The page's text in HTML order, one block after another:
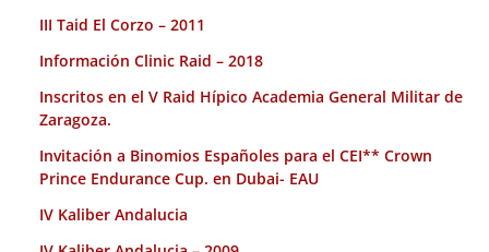
III Taid El Corzo – 2011
Información Clinic Raid – 2018
Inscritos en el V Raid Hípico Academia General Militar de
Zaragoza.
Invitación a Binomios Españoles para el CEI** Crown
Prince Endurance Cup. en Dubai- EAU
IV Kaliber Andalucia